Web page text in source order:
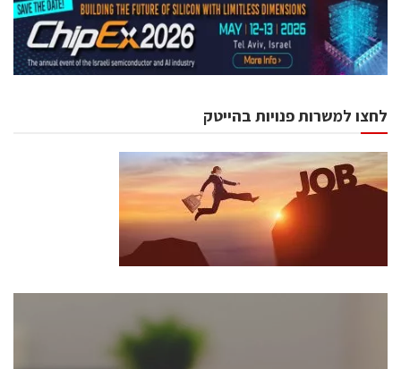
לחצו למשרות פנויות בהייטק
כנסים ואירועים